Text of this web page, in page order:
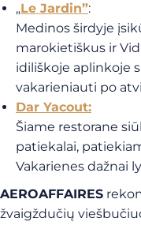
„Le Jardin”:
Medinos širdyje
marokietiškus ir
idiliškoje aplinkoje
vakarieniauti po
Dar Yacout:
Šiame restorane
patiekalai,
Vakarienes dažnai
AEROAFFAIRES
žvaigždučių